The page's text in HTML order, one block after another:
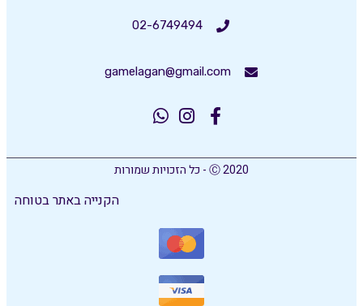
02-6749494
gamelagan@gmail.com
Ⓒ 2020 - כל הזכויות שמורות
הקנייה באתר בטוחה